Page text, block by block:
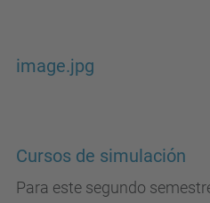
image.jpg
Cursos de simulación
Para este segundo